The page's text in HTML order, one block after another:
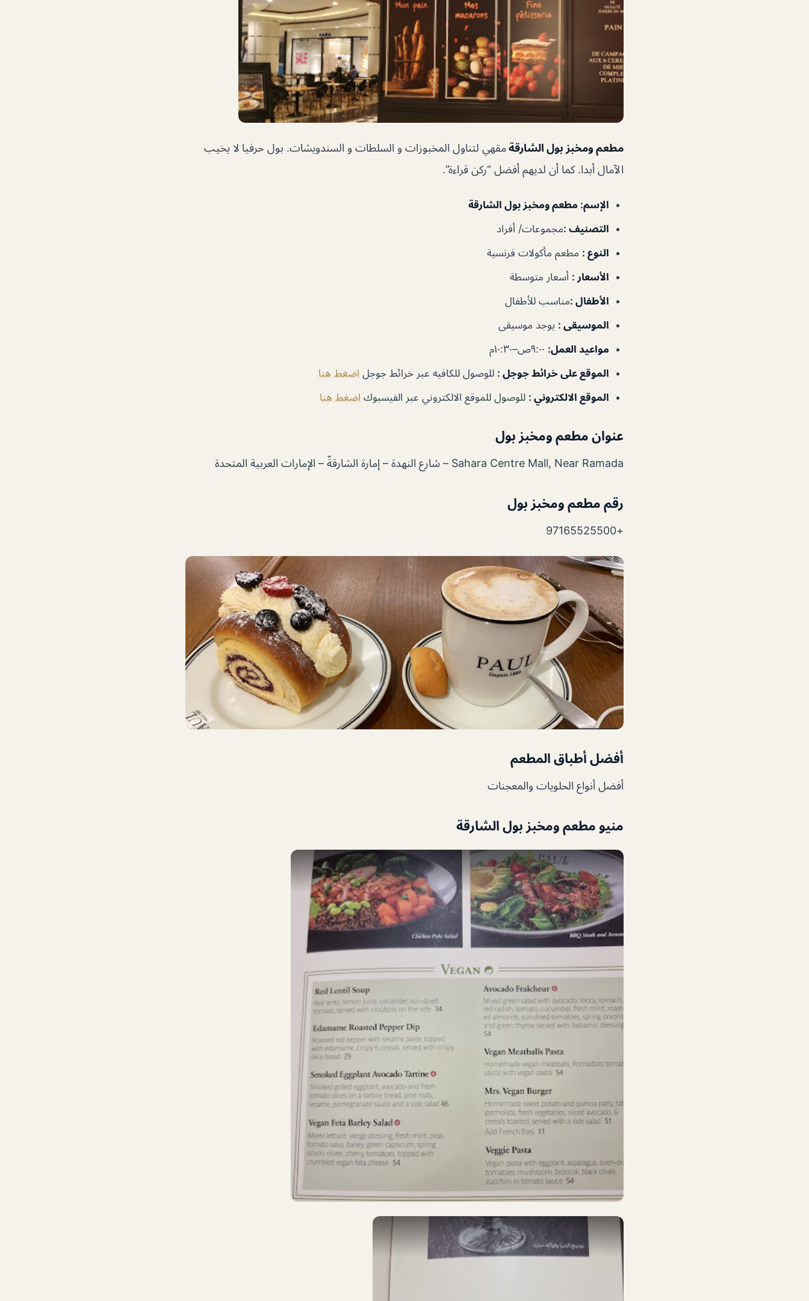
مطعم ومخبز بول الشارقةمقهي لتناول المخبوزات و السلطات و السندويشات. بول حرفيا لا يخيب
الآمال أبدا. كما أن لديهم أفضل “ركن قراءة”.
الإسم: مطعم ومخبز بول الشارقة
التصنيف :مجموعات/ أفراد
النوع : مطعم مأكولات فرنسية
الأسعار : أسعار متوسطة
الأطفال :مناسب للأطفال
الموسيقى : يوجد موسيقى
مواعيد العمل:
الموقع على خرائط جوجل : للوصول للكافيه عبر خرائط جوجل اضغط هنا
الموقع الالكتروني : للوصول للموقع الالكتروني عبر الفيسبوك اضغط هنا
عنوان مطعم ومخبز بول
Sahara Centre Mall, Near Ramada – شارع النهدة – إمارة الشارقةّ – الإمارات العربية المتحدة
رقم مطعم ومخبز بول
+97165525500
أفضل أطباق المطعم
أفضل أنواع الحلويات والمعجنات
منيو مطعم ومخبز بول الشارقة